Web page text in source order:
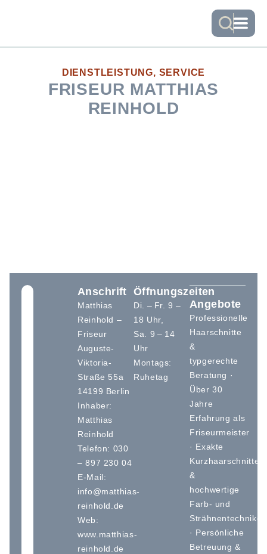
DIENSTLEISTUNG, SERVICE
FRISEUR MATTHIAS
REINHOLD
Anschrift
Matthias
Reinhold –
Friseur
Auguste-
Viktoria-
Straße 55a
14199 Berlin
Inhaber:
Matthias
Reinhold
Telefon: 030
– 897 230 04
E-Mail:
info@matthias-
reinhold.de
Web:
www.matthias-
reinhold.de
Öffnungszeiten
Di. – Fr. 9 –
18 Uhr,
Sa. 9 – 14
Uhr
Montags:
Ruhetag
Angebote
Professionelle
Haarschnitte
&
typgerechte
Beratung ·
Über 30
Jahre
Erfahrung als
Friseurmeister
· Exakte
Kurzhaarschnitte
&
hochwertige
Farb- und
Strähnentechniken
· Persönliche
Betreuung &